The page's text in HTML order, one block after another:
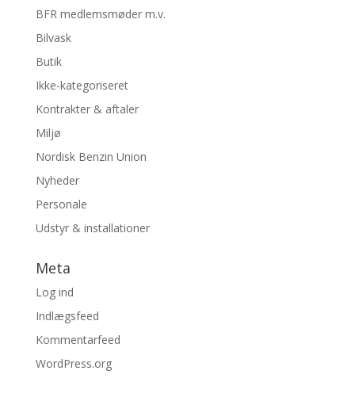
BFR medlemsmøder m.v.
Bilvask
Butik
Ikke-kategoriseret
Kontrakter & aftaler
Miljø
Nordisk Benzin Union
Nyheder
Personale
Udstyr & installationer
Meta
Log ind
Indlægsfeed
Kommentarfeed
WordPress.org